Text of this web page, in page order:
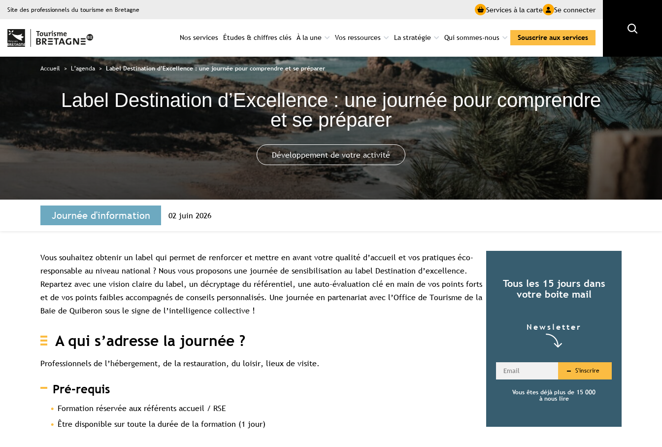
Site des professionnels du tourisme en Bretagne Services à la carte Se connecter
Nos services Études & chiffres clés À la une Vos ressources La stratégie Qui sommes-nous Souscrire aux services Rechercher
Accueil > L’agenda >Label Destination d’Excellence : une journée pour comprendre et se préparer
Label Destination d’Excellence : une journée pour comprendre
et se préparer
Développement de votre activité
Journée d'information 02 juin 2026
Vous souhaitez obtenir un label qui permet de renforcer et mettre en avant votre qualité d’accueil et vos pratiques éco-
responsable au niveau national ? Nous vous proposons une journée de sensibilisation au label Destination d’excellence.
Repartez avec une vision claire du label, un décryptage du référentiel, une auto-évaluation clé en main de vos points forts
et de vos points faibles accompagnés de conseils personnalisés. Une journée en partenariat avec l’Office de Tourisme de la
Baie de Quiberon sous le signe de l’intelligence collective !
A qui s’adresse la journée ?
Professionnels de l’hébergement, de la restauration, du loisir, lieux de visite.
Pré-requis
Formation réservée aux référents accueil / RSE
Être disponible sur toute la durée de la formation (1 jour)
Tous les 15 jours dans
votre boite mail
Newsletter
S'inscrire
Vous êtes déjà plus de 15 000
à nous lire